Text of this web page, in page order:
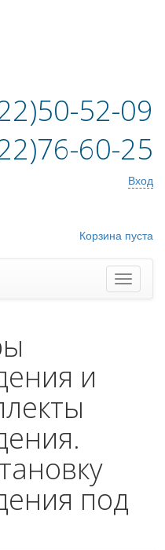
52-09
60-25
Вход
Корзина пуста
и
под